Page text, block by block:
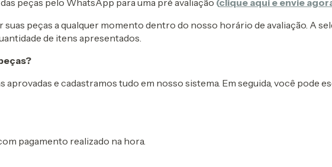
peças pelo WhatsApp para uma pré avaliação (clique aqui e envie
peças a qualquer momento dentro do nosso horário de avaliação. A
de itens apresentados.
e cadastramos tudo em nosso sistema. Em seguida, você pode
pagamento realizado na hora.